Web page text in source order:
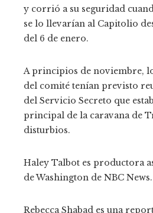
y corrió a su seguridad
se lo llevarían al Capitolio
del 6 de enero.
A principios de noviembre,
del comité tenían previsto
del Servicio Secreto que
principal de la caravana de
disturbios.
Haley Talbot es productora
de Washington de NBC News.
Rebecca Shabad es una